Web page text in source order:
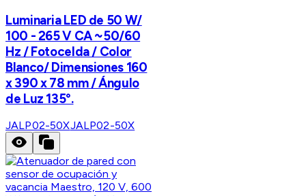
Luminaria LED de 50 W/
100 - 265 V CA ~50/60
Hz / Fotocelda / Color
Blanco/ Dimensiones 160
x 390 x 78 mm / Ángulo
de Luz 135°.
JALP02-50XJALP02-50X